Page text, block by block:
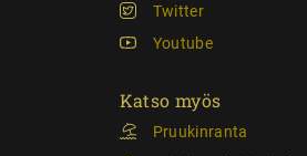
Twitter
Youtube
Katso myös
Pruukinranta